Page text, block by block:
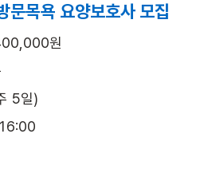
목욕 요양보호사 모집
원
5일)